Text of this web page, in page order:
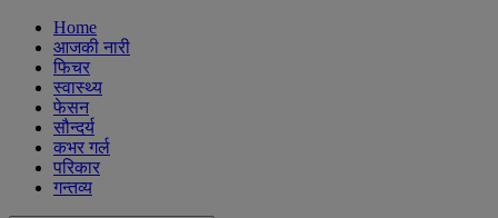
Home
आजकी नारी
फिचर
स्वास्थ्य
फेसन
सौन्दर्य
कभर गर्ल
परिकार
गन्तव्य